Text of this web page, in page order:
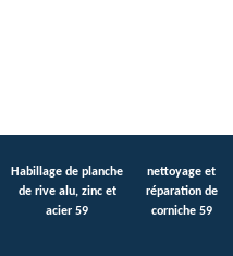
Habillage de planche
de rive alu, zinc et
acier 59
nettoyage et
réparation de
corniche 59